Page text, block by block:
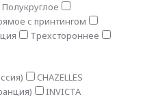
Полукруглое
с принтингом
Трехстороннее
CHAZELLES
INVICTA